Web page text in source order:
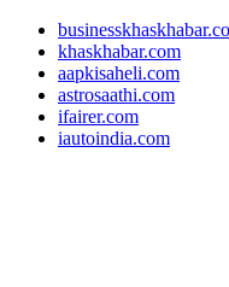
khaskhabar.com
aapkisaheli.com
astrosaathi.com
ifairer.com
iautoindia.com